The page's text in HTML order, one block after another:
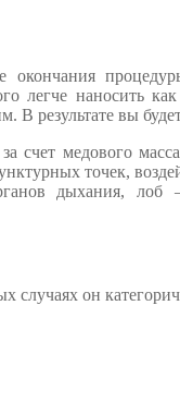
легче наносить
В результате вы
счет медового
точек,
дыхания, лоб
случаях он